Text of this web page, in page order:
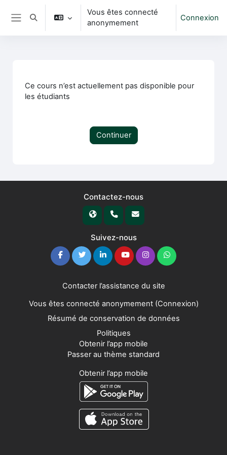
Passer au contenu principal
Activer/désactiver la saisie de recherche
Vous êtes connecté
anonymement
Connexion
Ce cours n’est actuellement pas disponible pour
les étudiants
Continuer
Contactez-nous
Suivez-nous
Contacter l’assistance du site
Vous êtes connecté anonymement (Connexion)
Résumé de conservation de données
Politiques
Obtenir l’app mobile
Passer au thème standard
Obtenir l’app mobile